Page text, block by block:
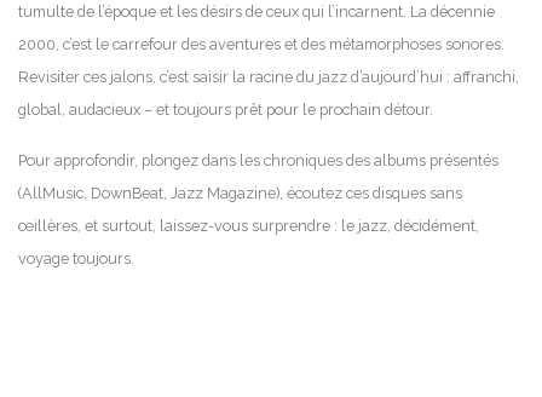
tumulte de l’époque et les désirs de ceux qui l’incarnent. La décennie
2000, c’est le carrefour des aventures et des métamorphoses sonores.
Revisiter ces jalons, c’est saisir la racine du jazz d’aujourd’hui : affranchi,
global, audacieux – et toujours prêt pour le prochain détour.
Pour approfondir, plongez dans les chroniques des albums présentés
(AllMusic, DownBeat, Jazz Magazine), écoutez ces disques sans
œillères, et surtout, laissez-vous surprendre : le jazz, décidément,
voyage toujours.